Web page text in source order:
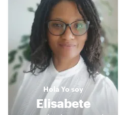
Hola Yo soy
Elisabete